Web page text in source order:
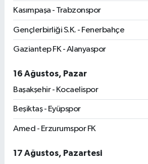
Kasımpaşa - Trabzonspor
Gençlerbirliği S.K. - Fenerbahçe
Gaziantep FK - Alanyaspor
16 Ağustos, Pazar
Başakşehir - Kocaelispor
Beşiktaş - Eyüpspor
Amed - Erzurumspor FK
17 Ağustos, Pazartesi